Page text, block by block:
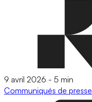
9 avril 2026 - 5 min
Communiqués de presse